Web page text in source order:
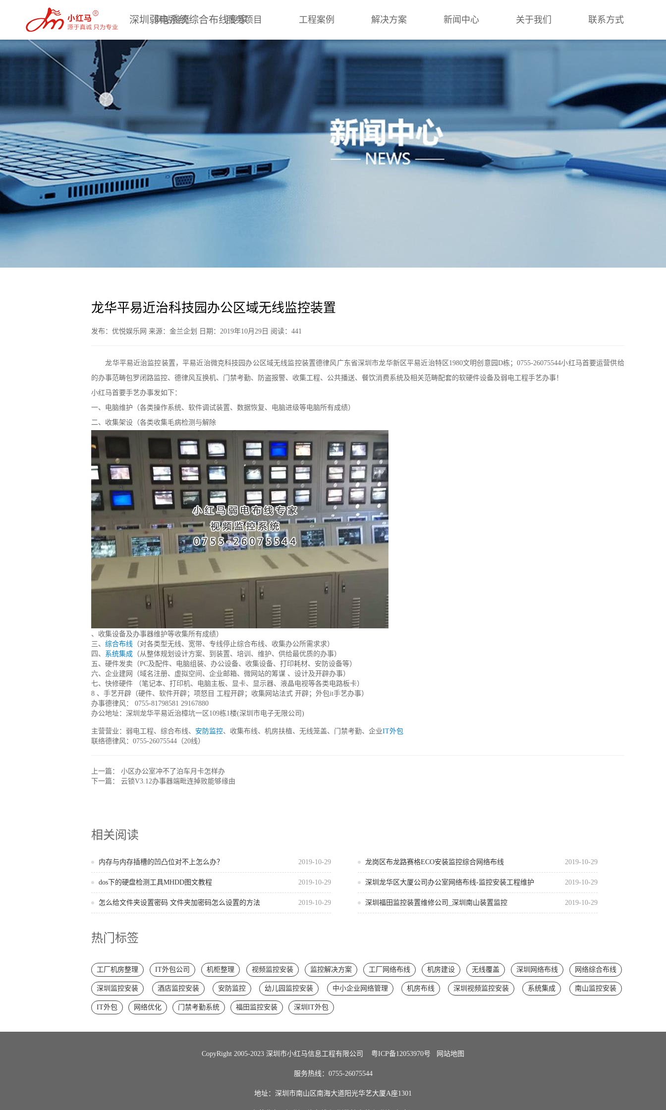
深圳弱电系统综合布线专家
网站首页 服务项目 工程案例 解决方案 新闻中心 关于我们 联系方式
龙华平易近治科技园办公区域无线监控装置
发布：优悦娱乐网 来源：金兰企划 日期：2019年10月29日 阅读：441
龙华平易近治监控装置，平易近治微克科技园办公区域无线监控装置德律风广东省深圳市龙华新区平易近治特区1980文明创意园D栋；0755-26075544小红马首要运营供给
的办事范畴包罗闭路监控、德律风互换机、门禁考勤、防盗报警、收集工程、公共播送、餐饮消费系统及相关范畴配套的软硬件设备及弱电工程手艺办事！
小红马首要手艺办事发如下：
一、电脑维护（各类操作系统、软件调试装置、数据恢复、电脑进级等电脑所有成绩）
二、收集架设（各类收集毛病检测与解除
、收集设备及办事器维护等收集所有成绩）
三、综合布线 （对各类型无线、宽带、专线停止综合布线、收集办公所需求求）
四、 系统集成 （从整体规划设计方案、到装置、培训、维护、供给最优质的办事）
五、硬件发卖（PC及配件、电脑组装、办公设备、收集设备、打印耗材、安防设备等）
六、企业建网（域名注册、虚拟空间、企业邮箱、微网站的筹谋 、设计及开辟办事）
七、快修硬件 （笔记本、打印机、电脑主板、显卡、显示器、液晶电视等各类电路板卡）
8 、手艺开辟（硬件、软件开辟；项怒目 工程开辟；收集网站法式 开辟；外包it手艺办事）
办事德律风： 0755-81798581 29167880
办公地址：深圳龙华平易近治樟坑一区109栋1楼(深圳市电子无限公司)
主营营业：弱电工程、综合布线、 安防监控、收集布线、机房扶植、无线笼盖、门禁考勤、企业IT外包
联络德律风：0755-26075544（20线）
上一篇：小区办公室冲不了泊车月卡怎样办
下一篇：云锁V3.12办事器端毗连掉败能够缘由
相关阅读
2019-10-29
内存与内存插槽的凹凸位对不上怎么办？ 2019-10-29
龙岗区布龙路赛格ECO安装监控综合网络布线
2019-10-29
dos下的硬盘检测工具MHDD图文教程 2019-10-29
深圳龙华区大厦公司办公室网络布线-监控安装工程维护
2019-10-29
怎么给文件夹设置密码 文件夹加密码怎么设置的方法 2019-10-29
深圳福田监控装置维修公司_深圳南山装置监控
热门标签
工厂机房整理 IT外包公司 机柜整理 视频监控安装 监控解决方案 工厂网络布线 机房建设 无线覆盖 深圳网络布线 网络综合布线
深圳监控安装 酒店监控安装 安防监控 幼儿园监控安装 中小企业网络管理 机房布线 深圳视频监控安装 系统集成 南山监控安装
IT外包 网络优化 门禁考勤系统 福田监控安装 深圳IT外包
CopyRight 2005-2023 深圳市小红马信息工程有限公司 粤ICP备12053970号 网站地图
服务热线：0755-26075544
地址：深圳市南山区南海大道阳光华艺大厦A座1301